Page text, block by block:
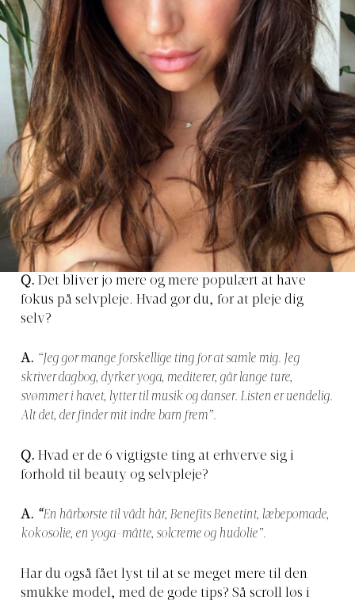
Q. Det bliver jo mere og mere populært at have
fokus på selvpleje. Hvad gør du, for at pleje dig
selv?
A. “Jeg gør mange forskellige ting for at samle mig. Jeg
skriver dagbog, dyrker yoga, mediterer, går lange ture,
svømmer i havet, lytter til musik og danser. Listen er uendelig.
Alt det, der finder mit indre barn frem”.
Q. Hvad er de 6 vigtigste ting at erhverve sig i
forhold til beauty og selvpleje?
A. “En hårbørste til vådt hår, Benefits Benetint, læbepomade,
kokosolie, en yoga-måtte, solcreme og hudolie”.
Har du også fået lyst til at se meget mere til den
smukke model, med de gode tips? Så scroll løs i